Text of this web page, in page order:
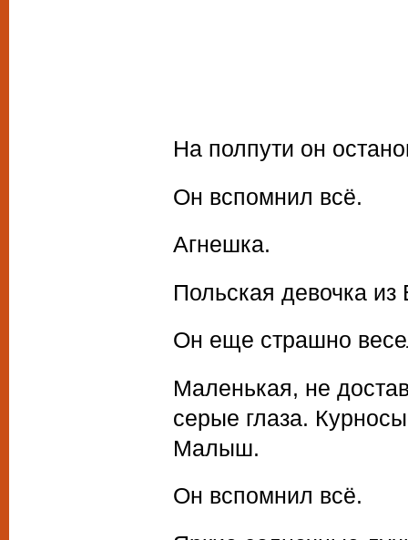
На полпути он
Он вспомнил всё.
Агнешка.
Польская девочка из
Он еще страшно
Маленькая, не
серые глаза.
Малыш.
Он вспомнил всё.